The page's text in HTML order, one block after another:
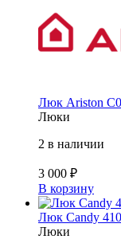
Люк Ariston
Люки
2 в наличии
3 000 ₽
В корзину
Люк Candy
Люки